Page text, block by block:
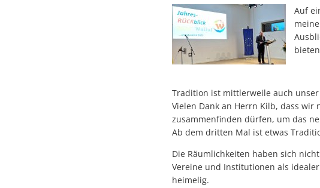
Auf
Tradition ist mittlerweile auch
Vielen Dank an Herrn Kilb, dass
zusammenfinden dürfen, um das
Ab dem dritten Mal ist etwas
Die Räumlichkeiten haben sich
Vereine und Institutionen als
heimelig.